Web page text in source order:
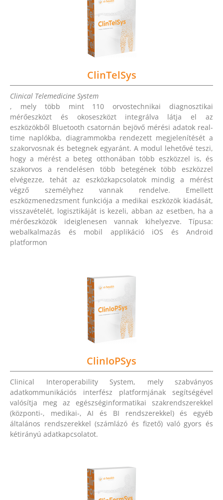
ClinTelSys
Clinical Telemedicine System
, mely több mint 110 orvostechnikai diagnosztikai
mérőeszközt és okoseszközt integrálva látja el az
eszközökből Bluetooth csatornán bejövő mérési adatok real-
time naplókba, diagrammokba rendezett megjelenítését a
szakorvosnak és betegnek egyaránt. A modul lehetővé teszi,
hogy a mérést a beteg otthonában több eszközzel is, és
szakorvos a rendelésen több betegének több eszközzel
elvégezze, tehát az eszközkapcsolatok mindig a mérést
végző személyhez vannak rendelve. Emellett
eszközmenedzsment funkciója a medikai eszközök kiadását,
visszavételét, logisztikáját is kezeli, abban az esetben, ha a
mérőeszközök ideiglenesen vannak kihelyezve. Típusa:
webalkalmazás és mobil applikáció iOS és Android
platformon
ClinIoPSys
Clinical Interoperability System, mely szabványos
adatkommunikációs interfész platformjának segítségével
valósítja meg az egészséginformatikai szakrendszerekkel
(központi-, medikai-, AI és BI rendszerekkel) és egyéb
általános rendszerekkel (számlázó és fizető) való gyors és
kétirányú adatkapcsolatot.